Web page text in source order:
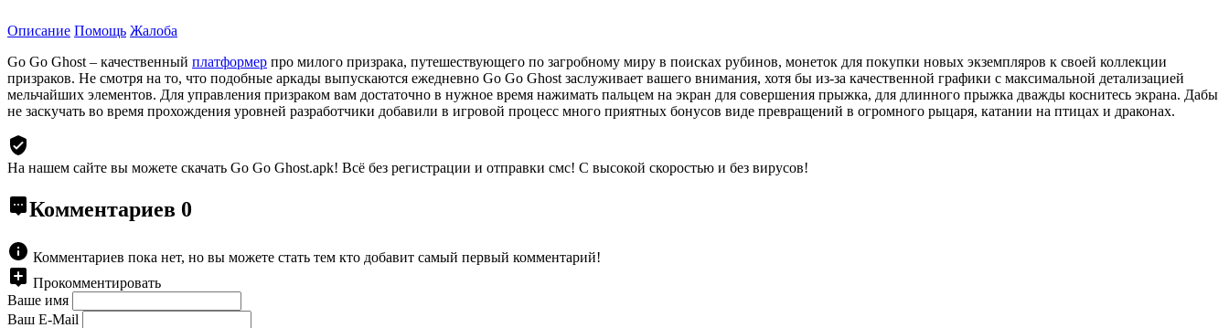
Описание Помощь Жалоба
Go Go Ghost – качественный платформер про милого призрака, путешествующего по загробному миру в поисках рубинов, монеток для покупки новых экземпляров к своей коллекции
призраков. Не смотря на то, что подобные аркады выпускаются ежедневно Go Go Ghost заслуживает вашего внимания, хотя бы из-за качественной графики с максимальной детализацией
мельчайших элементов. Для управления призраком вам достаточно в нужное время нажимать пальцем на экран для совершения прыжка, для длинного прыжка дважды коснитесь экрана. Дабы
не заскучать во время прохождения уровней разработчики добавили в игровой процесс много приятных бонусов виде превращений в огромного рыцаря, катании на птицах и драконах.
На нашем сайте вы можете скачать Go Go Ghost.apk! Всё без регистрации и отправки смс! С высокой скоростью и без вирусов!
Комментариев 0
Комментариев пока нет, но вы можете стать тем кто добавит самый первый комментарий!
Прокомментировать
Ваше имя
Ваш E-Mail